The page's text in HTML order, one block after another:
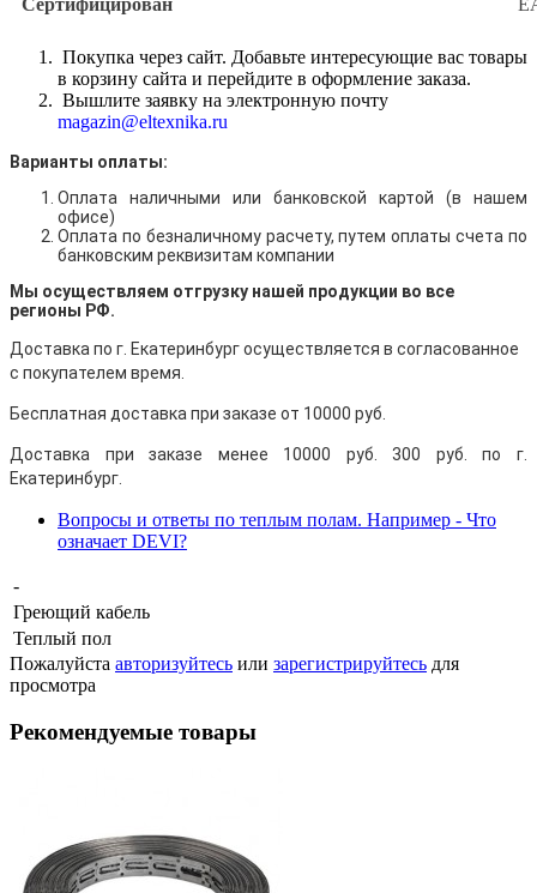
Сертифицирован
Покупка через сайт. Добавьте интересующие вас товары
в корзину сайта и перейдите в оформление заказа.
Вышлите заявку на электронную почту
magazin@eltexnika.ru
Варианты оплаты:
Оплата наличными или банковской картой (в нашем
офисе)
Оплата по безналичному расчету, путем оплаты счета по
банковским реквизитам компании
Мы осуществляем отгрузку нашей продукции во все
регионы РФ.
Доставка по г. Екатеринбург осуществляется в согласованное
с покупателем время.
Бесплатная доставка при заказе от 10000 руб.
Доставка при заказе менее 10000 руб. 300 руб. по г.
Екатеринбург.
Вопросы и ответы по теплым полам. Например - Что
означает DEVI?
-
Греющий кабель
Теплый пол
Пожалуйста авторизуйтесь или зарегистрируйтесь для
просмотра
Рекомендуемые товары